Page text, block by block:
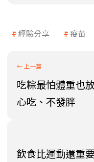
經驗分享 疫苗
吃粽最怕體重也
心吃、不發胖
飲食比運動還重